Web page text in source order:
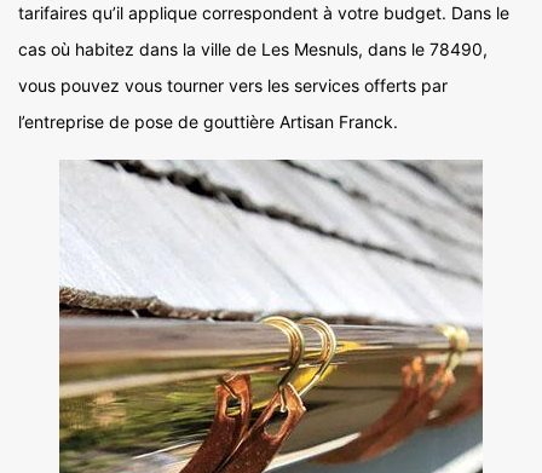
tarifaires qu’il applique correspondent à votre budget. Dans le
cas où habitez dans la ville de Les Mesnuls, dans le 78490,
vous pouvez vous tourner vers les services offerts par
l’entreprise de pose de gouttière Artisan Franck.